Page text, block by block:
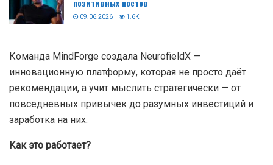
09.06.2026 1.6K
Команда MindForge создала NeurofieldX —
инновационную платформу, которая не просто даёт
рекомендации, а учит мыслить стратегически — от
повседневных привычек до разумных инвестиций и
заработка на них.
Как это работает?